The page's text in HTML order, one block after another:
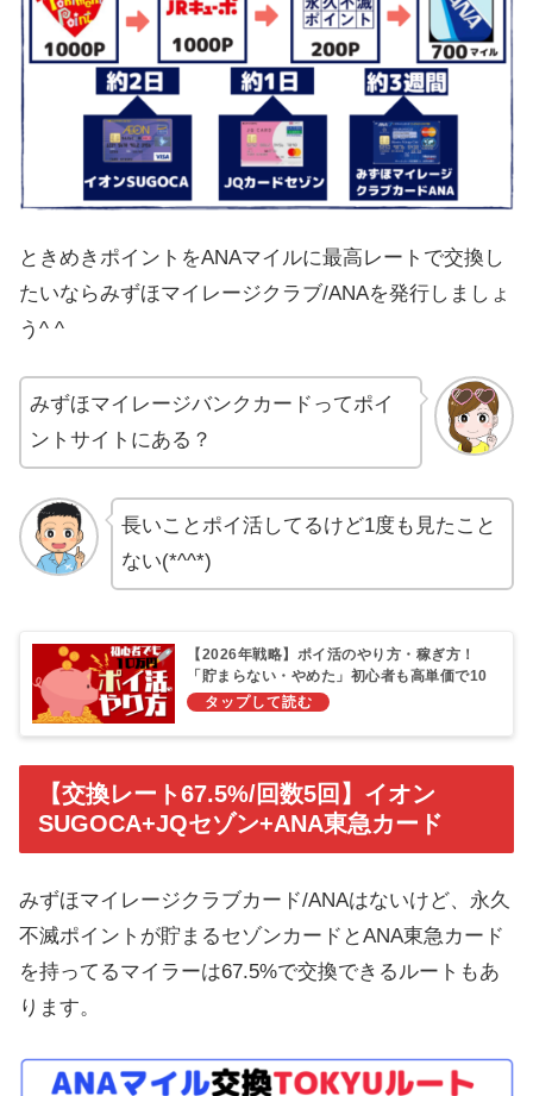
ときめきポイントをANAマイルに最高レートで交換し
たいならみずほマイレージクラブ/ANAを発行しましょ
う^ ^
みずほマイレージバンクカードってポイ
ントサイトにある？
長いことポイ活してるけど1度も見たこと
ない(*^^*)
【2026年戦略】ポイ活のやり方・稼ぎ方！
「貯まらない・やめた」初心者も高単価で10
万円無駄なく稼ぐ完全ロードマップ
【交換レート67.5%/回数5回】イオン
SUGOCA+JQセゾン+ANA東急カード
みずほマイレージクラブカード/ANAはないけど、永久
不滅ポイントが貯まるセゾンカードとANA東急カード
を持ってるマイラーは67.5%で交換できるルートもあ
ります。